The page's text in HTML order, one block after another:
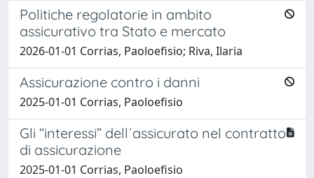
Politiche regolatorie in ambito
assicurativo tra Stato e mercato
2026-01-01 Corrias, Paoloefisio; Riva, Ilaria
Assicurazione contro i danni
2025-01-01 Corrias, Paoloefisio
Gli “interessi” dell´assicurato nel contratto
di assicurazione
2025-01-01 Corrias, Paoloefisio